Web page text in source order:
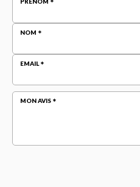
NOM
EMAIL
MON AVIS